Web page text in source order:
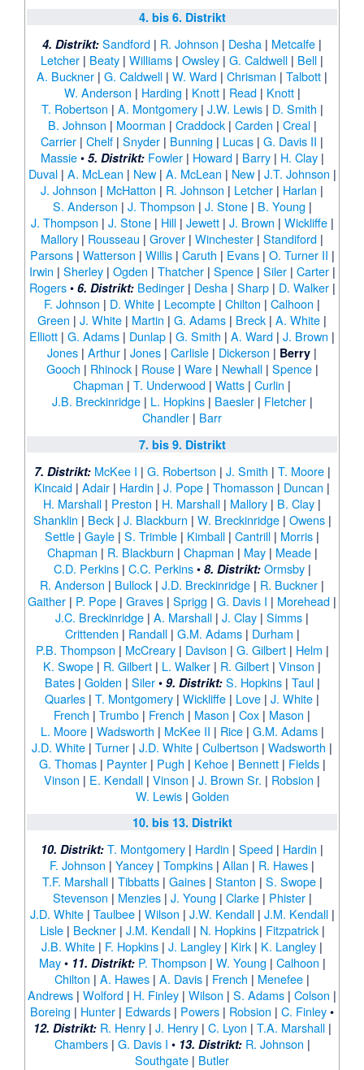
4. bis 6. Distrikt
4. Distrikt: Sandford | R. Johnson | Desha | Metcalfe |
Letcher | Beaty | Williams | Owsley | G. Caldwell | Bell |
A. Buckner | G. Caldwell | W. Ward | Chrisman | Talbott |
W. Anderson | Harding | Knott| Read| Knott|
T. Robertson | A. Montgomery| J.W. Lewis| D. Smith |
B. Johnson | Moorman | Craddock| Carden | Creal|
Carrier | Chelf | Snyder | Bunning | Lucas | G. Davis II |
Massie• 5. Distrikt: Fowler| Howard| Barry| H. Clay|
Duval| A. McLean | New| A. McLean | New| J.T. Johnson |
J. Johnson | McHatton | R. Johnson | Letcher | Harlan |
S. Anderson | J. Thompson | J. Stone| B. Young |
J. Thompson | J. Stone| Hill| Jewett| J. Brown | Wickliffe|
Mallory | Rousseau | Grover | Winchester | Standiford |
Parsons| Watterson | Willis| Caruth | Evans| O. Turner II |
Irwin | Sherley| Ogden | Thatcher| Spence| Siler| Carter|
Rogers• 6. Distrikt: Bedinger| Desha| Sharp| D. Walker|
F. Johnson | D. White | Lecompte | Chilton | Calhoon |
Green | J. White | Martin | G. Adams | Breck | A. White |
Elliott | G. Adams | Dunlap | G. Smith | A. Ward | J. Brown |
Jones | Arthur | Jones | Carlisle | Dickerson | Berry |
Gooch | Rhinock| Rouse| Ware| Newhall| Spence|
Chapman | T. Underwood | Watts | Curlin |
J.B. Breckinridge| L. Hopkins| Baesler| Fletcher|
Chandler | Barr
7. bis 9. Distrikt
7. Distrikt: McKee I | G. Robertson | J. Smith | T. Moore|
Kincaid | Adair | Hardin | J. Pope | Thomasson | Duncan |
H. Marshall | Preston | H. Marshall | Mallory | B. Clay |
Shanklin | Beck| J. Blackburn | W. Breckinridge| Owens|
Settle | Gayle | S. Trimble | Kimball | Cantrill | Morris |
Chapman | R. Blackburn | Chapman | May| Meade|
C.D. Perkins| C.C. Perkins• 8. Distrikt: Ormsby|
R. Anderson | Bullock | J.D. Breckinridge | R. Buckner |
Gaither | P. Pope | Graves | Sprigg | G. Davis I | Morehead |
J.C. Breckinridge | A. Marshall | J. Clay | Simms |
Crittenden | Randall| G.M. Adams| Durham |
P.B. Thompson | McCreary| Davison | G. Gilbert| Helm |
K. Swope | R. Gilbert | L. Walker | R. Gilbert | Vinson |
Bates| Golden | Siler• 9. Distrikt: S. Hopkins| Taul|
Quarles | T. Montgomery | Wickliffe | Love | J. White |
French | Trumbo | French | Mason | Cox | Mason |
L. Moore| Wadsworth | McKee II | Rice| G.M. Adams|
J.D. White | Turner | J.D. White | Culbertson | Wadsworth |
G. Thomas| Paynter| Pugh | Kehoe| Bennett| Fields|
Vinson | E. Kendall | Vinson | J. Brown Sr. | Robsion |
W. Lewis| Golden
10. bis 13. Distrikt
10. Distrikt: T. Montgomery | Hardin | Speed | Hardin |
F. Johnson | Yancey | Tompkins | Allan | R. Hawes |
T.F. Marshall| Tibbatts| Gaines| Stanton | S. Swope|
Stevenson | Menzies| J. Young | Clarke| Phister|
J.D. White| Taulbee| Wilson | J.W. Kendall| J.M. Kendall|
Lisle| Beckner| J.M. Kendall| N. Hopkins| Fitzpatrick|
J.B. White | F. Hopkins | J. Langley | Kirk | K. Langley |
May• 11. Distrikt: P. Thompson | W. Young | Calhoon |
Chilton | A. Hawes | A. Davis | French | Menefee |
Andrews | Wolford | H. Finley | Wilson | S. Adams | Colson |
Boreing | Hunter | Edwards | Powers | Robsion | C. Finley•
12. Distrikt: R. Henry| J. Henry| C. Lyon | T.A. Marshall|
Chambers| G. Davis I • 13. Distrikt: R. Johnson |
Southgate | Butler